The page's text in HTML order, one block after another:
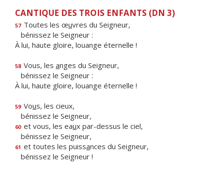
CANTIQUE DES TROIS ENFANTS (DN 3)
57 Toutes les œuvres du Seigneur,
bénissez le Seigneur :
À lui, haute gloire, louange éternelle !
58 Vous, les anges du Seigneur,
bénissez le Seigneur :
À lui, haute gloire, louange éternelle !
59 Vous, les cieux,
bénissez le Seigneur,
60 et vous, les eaux par-dessus le ciel,
bénissez le Seigneur,
61 et toutes les puissances du Seigneur,
bénissez le Seigneur !